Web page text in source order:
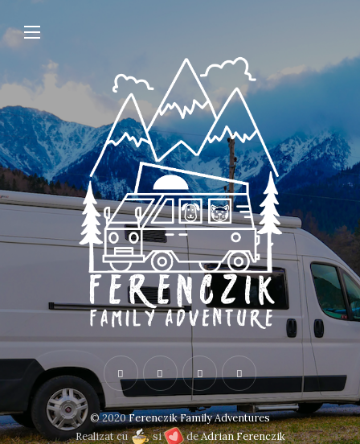
© 2020Ferenczik Family Adventures
Realizat cu
si deAdrian Ferenczik